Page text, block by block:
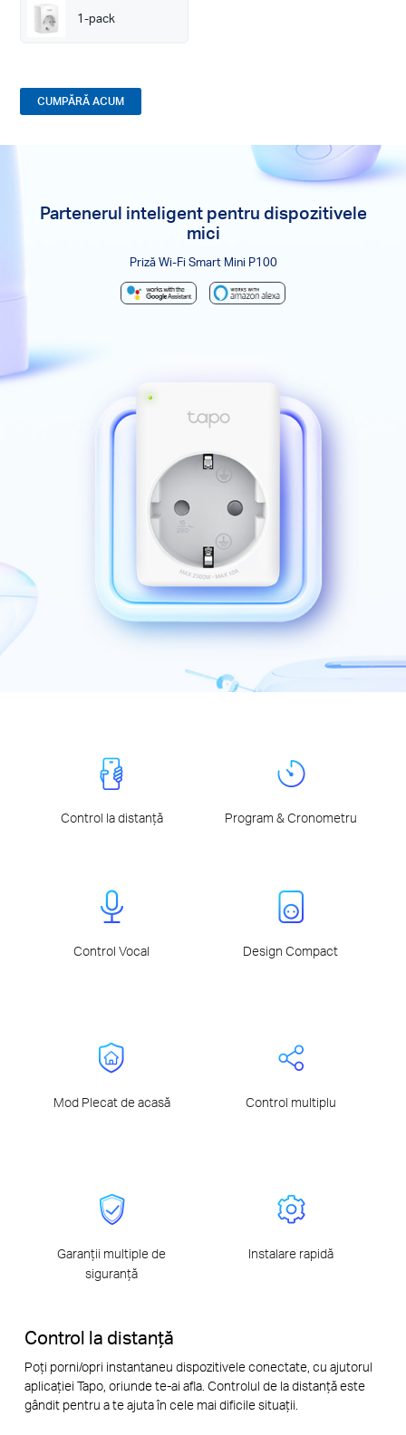
1-pack
CUMPĂRĂ ACUM
Partenerul inteligent pentru dispozitivele
mici
Priză Wi-Fi Smart Mini P100
Control la distanță Program & Cronometru
Control Vocal Design Compact
Mod Plecat de acasă Control multiplu
Garanții multiple de
siguranță
Instalare rapidă
Control la distanță
Poți porni/opri instantaneu dispozitivele conectate, cu ajutorul
aplicației Tapo, oriunde te-ai afla. Controlul de la distanță este
gândit pentru a te ajuta în cele mai dificile situații.